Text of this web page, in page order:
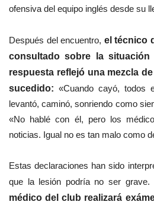
ofensiva del equipo inglés desde su
Después del encuentro, el técnico
consultado sobre la situación
respuesta reflejó una mezcla
sucedido: «Cuando cayó, todos
levantó, caminó, sonriendo como
«No hablé con él, pero los
noticias. Igual no es tan malo como
Estas declaraciones han sido
que la lesión podría no ser
médico del club realizará